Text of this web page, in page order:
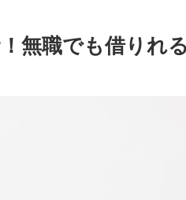
無職でも借りれ